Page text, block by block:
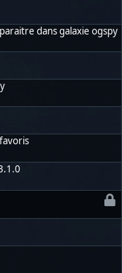
dans galaxie ogspy